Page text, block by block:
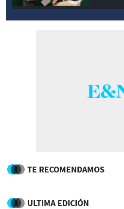
TE RECOMENDAMOS
ULTIMA EDICIÓN